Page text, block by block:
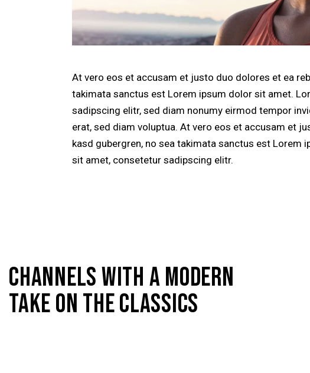
At vero eos et accusam et justo duo dolores et ea
takimata sanctus est Lorem ipsum dolor sit amet.
sadipscing elitr, sed diam nonumy eirmod tempor
erat, sed diam voluptua. At vero eos et accusam et
kasd gubergren, no sea takimata sanctus est
sit amet, consetetur sadipscing elitr.
CHANNELS WITH A MODERN
TAKE ON THE CLASSICS